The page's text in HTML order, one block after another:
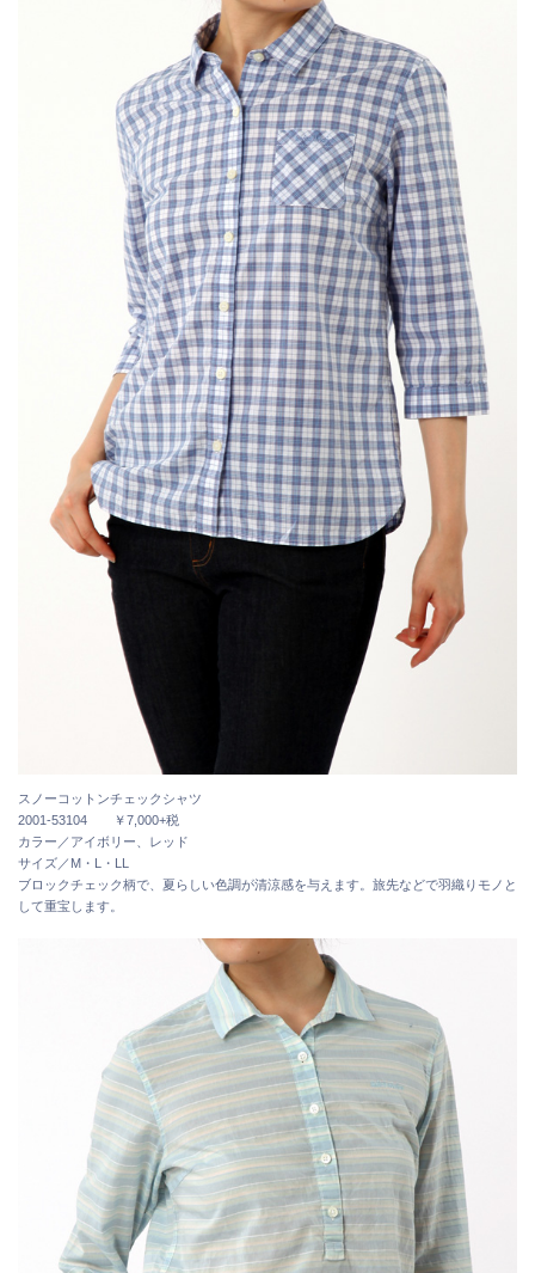
スノーコットンチェックシャツ
2001-53104 ￥7,000+税
カラー／アイボリー、レッド
サイズ／M・L・LL
ブロックチェック柄で、夏らしい色調が清涼感を与えます。旅先などで羽織りモノと
して重宝します。